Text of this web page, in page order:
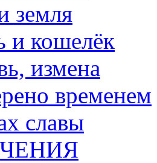
земля
и кошелёк
измена
временем
славы